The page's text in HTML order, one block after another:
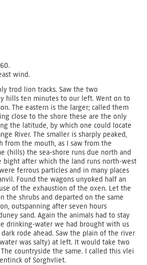
wind.
trod lion tracks. Saw the two
hills ten minutes to our left. Went on to
The eastern is the larger; called them
close to the shore these are the only
the latitude, by which one could locate
River. The smaller is sharply peaked,
from the mouth, as I saw from the
(hills) the sea-shore runs due north and
bight after which the land runs north-west
ferrous particles and in many places
Found the wagons unyoked half an
of the exhaustion of the oxen. Let the
the shrubs and departed on the same
outspanning after seven hours
sand. Again the animals had to stay
drinking-water we had brought with us
rode ahead. Saw the plain of the river
was salty) at left. It would take two
countryside the same. I called this vlei
of Sorghvliet.